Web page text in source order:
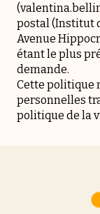
postal (Institut
Avenue
étant le plus
demande.
Cette politique
personnelles
politique de la